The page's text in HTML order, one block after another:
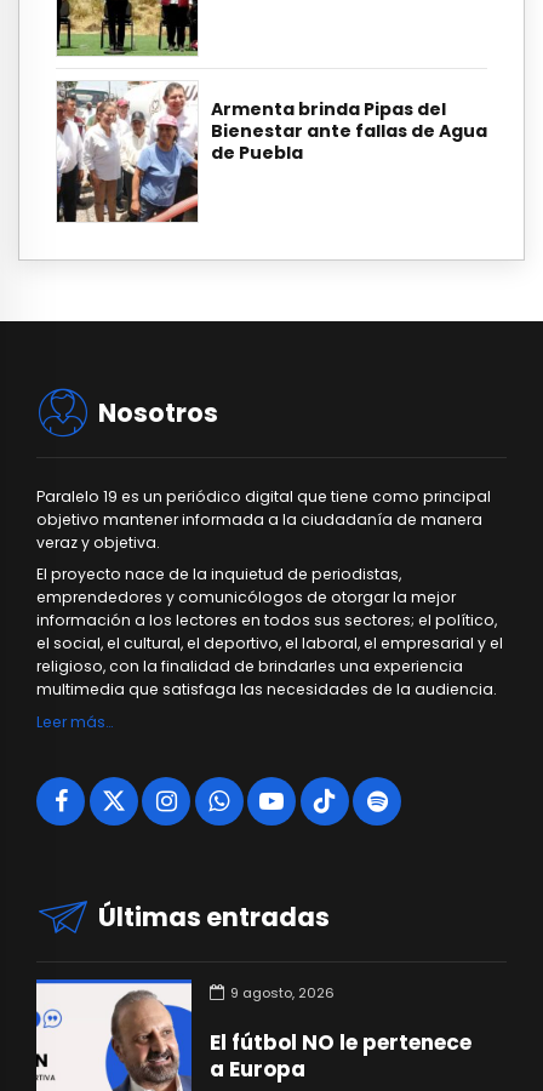
Armenta brinda Pipas del
Bienestar ante fallas de Agua
de Puebla
Nosotros
Paralelo 19 es un periódico digital que tiene como principal
objetivo mantener informada a la ciudadanía de manera
veraz y objetiva.
El proyecto nace de la inquietud de periodistas,
emprendedores y comunicólogos de otorgar la mejor
información a los lectores en todos sus sectores; el político,
el social, el cultural, el deportivo, el laboral, el empresarial y el
religioso, con la finalidad de brindarles una experiencia
multimedia que satisfaga las necesidades de la audiencia.
Leer más…
Últimas entradas
9 agosto, 2026
El fútbol NO le pertenece
a Europa